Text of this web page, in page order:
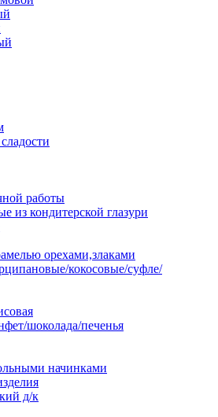
работы
из кондитерской глазури
орехами,злаками
кокосовые/суфле/
шоколада/печенья
начинками
д/к